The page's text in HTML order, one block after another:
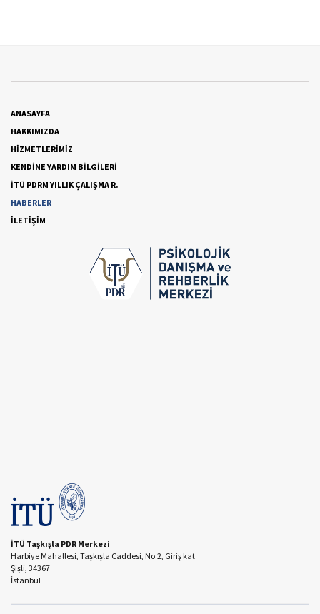
ANASAYFA
HAKKIMIZDA
HİZMETLERİMİZ
KENDİNE YARDIM BİLGİLERİ
İTÜ PDRM YILLIK ÇALIŞMA R.
HABERLER
İLETİŞİM
İTÜ Taşkışla PDR Merkezi
Harbiye Mahallesi, Taşkışla Caddesi, No:2, Giriş kat
Şişli, 34367
İstanbul